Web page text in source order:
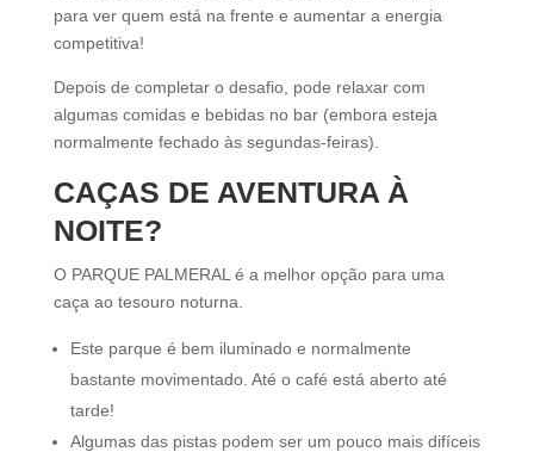
para ver quem está na frente e aumentar a energia
competitiva!
Depois de completar o desafio, pode relaxar com
algumas comidas e bebidas no bar (embora esteja
normalmente fechado às segundas-feiras).
CAÇAS DE AVENTURA À
NOITE?
O PARQUE PALMERAL é a melhor opção para uma
caça ao tesouro noturna.
Este parque é bem iluminado e normalmente
bastante movimentado. Até o café está aberto até
tarde!
Algumas das pistas podem ser um pouco mais difíceis